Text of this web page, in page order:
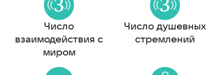
Число
взаимодействия с
миром
Число душевных
стремлений